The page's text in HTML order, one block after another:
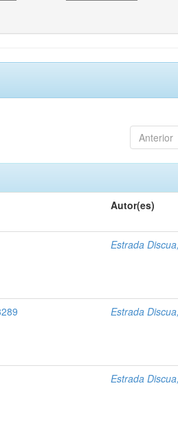
Anterior
Autor(es)
Estrada
Estrada
Estrada